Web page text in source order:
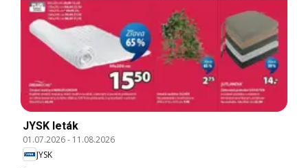
JYSK leták
01.07.2026- 11.08.2026
JYSK